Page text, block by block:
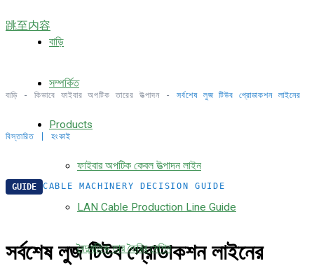
跳至内容
বাড়ি
সম্পর্কিত
Products
ফাইবার অপটিক কেবল উত্পাদন লাইন
LAN Cable Production Line Guide
বৈদ্যুতিক তার তৈরির মেশিন
বাড়ি- কিভাবে ফাইবার অপটিক তারের উত্পাদন- সর্বশেষ লুজ টিউব প্রোডাকশন লাইনের
বিস্তারিত | হংকাই
GUIDE CABLE MACHINERY DECISION GUIDE
সর্বশেষ লুজ টিউব প্রোডাকশন লাইনের